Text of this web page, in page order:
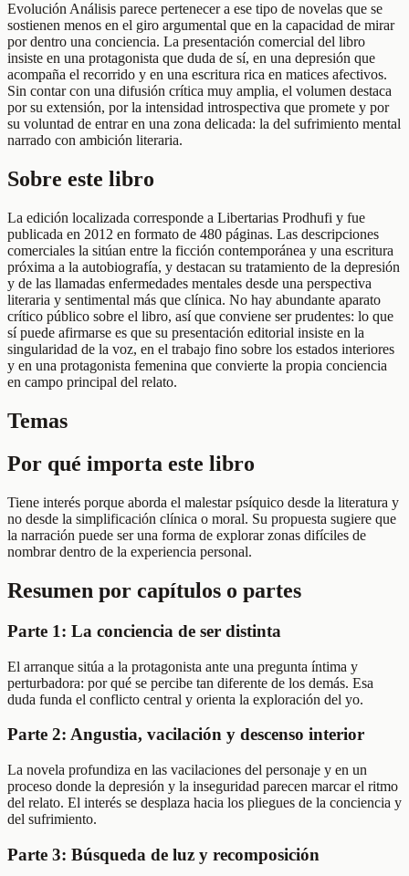
Evolución Análisis parece pertenecer a ese tipo de novelas que se
sostienen menos en el giro argumental que en la capacidad de mirar
por dentro una conciencia. La presentación comercial del libro
insiste en una protagonista que duda de sí, en una depresión que
acompaña el recorrido y en una escritura rica en matices afectivos.
Sin contar con una difusión crítica muy amplia, el volumen destaca
por su extensión, por la intensidad introspectiva que promete y por
su voluntad de entrar en una zona delicada: la del sufrimiento mental
narrado con ambición literaria.
Sobre este libro
La edición localizada corresponde a Libertarias Prodhufi y fue
publicada en 2012 en formato de 480 páginas. Las descripciones
comerciales la sitúan entre la ficción contemporánea y una escritura
próxima a la autobiografía, y destacan su tratamiento de la depresión
y de las llamadas enfermedades mentales desde una perspectiva
literaria y sentimental más que clínica. No hay abundante aparato
crítico público sobre el libro, así que conviene ser prudentes: lo que
sí puede afirmarse es que su presentación editorial insiste en la
singularidad de la voz, en el trabajo fino sobre los estados interiores
y en una protagonista femenina que convierte la propia conciencia
en campo principal del relato.
Temas
Por qué importa este libro
Tiene interés porque aborda el malestar psíquico desde la literatura y
no desde la simplificación clínica o moral. Su propuesta sugiere que
la narración puede ser una forma de explorar zonas difíciles de
nombrar dentro de la experiencia personal.
Resumen por capítulos o partes
Parte 1: La conciencia de ser distinta
El arranque sitúa a la protagonista ante una pregunta íntima y
perturbadora: por qué se percibe tan diferente de los demás. Esa
duda funda el conflicto central y orienta la exploración del yo.
Parte 2: Angustia, vacilación y descenso interior
La novela profundiza en las vacilaciones del personaje y en un
proceso donde la depresión y la inseguridad parecen marcar el ritmo
del relato. El interés se desplaza hacia los pliegues de la conciencia y
del sufrimiento.
Parte 3: Búsqueda de luz y recomposición